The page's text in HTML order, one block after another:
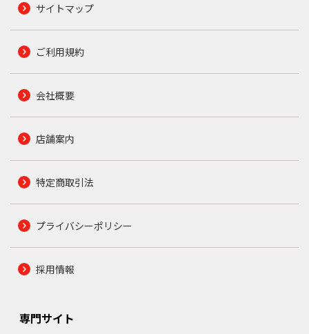
サイトマップ
ご利用規約
会社概要
店舗案内
特定商取引法
プライバシーポリシー
採用情報
専門サイト